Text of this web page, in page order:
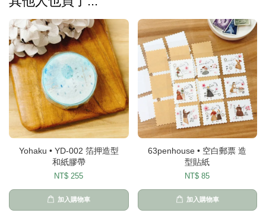
Yohaku • YD-002 箔押造型
和紙膠帶
NT$ 255
加入購物車
63penhouse • 空白郵票 造
型貼紙
NT$ 85
加入購物車